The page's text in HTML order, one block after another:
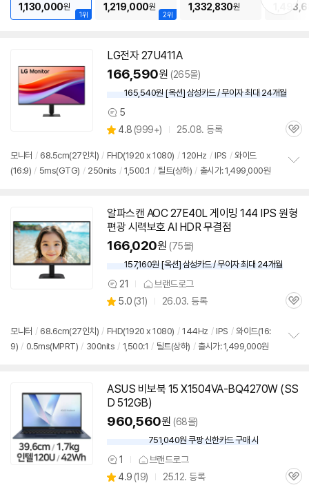
기
1위
1,130,000원
2위
1,219,000원 1,332,830원
LG전자 27U411A
166,590원 (265몰)
165,540원 [옥션] 삼성카드 / 무이자 최대 24개월
상
품
견
5
별
점
4.8 (상
리
뷰
999+) 25.08. 등록
관
모니터 / 68.5cm(27인치) / FHD(1920 x 1080) / 120Hz / IPS / 와이드
(16:9) / 5ms(GTG) / 250nits / 1,500:1 / 틸트(상하) / 출시가: 1,499,000원
치
알파스캔 AOC 27E40L 게이밍 144 IPS 원형
편광 시력보호 AI HDR 무결점
166,020원 (75몰)
157,160원 [옥션] 삼성카드 / 무이자 최대 24개월
상
품
견
21 브랜드로그
별
5.0 (상
리
뷰
31) 26.03. 등록
관
모니터 / 68.6cm(27인치) / FHD(1920 x 1080) / 144Hz / IPS / 와이드(16:
9) / 0.5ms(MPRT) / 300nits / 1,500:1 / 틸트(상하) / 출시가: 1,499,000원
치
ASUS 비보북 15 X1504VA-BQ4270W (SS
D 512GB)
960,560원 (68몰)
우
할
인
751,040원 쿠팡 신한카드 구매 시
상
품
1 브랜드로그
별
4.9 (상
19) 25.12. 등록
관